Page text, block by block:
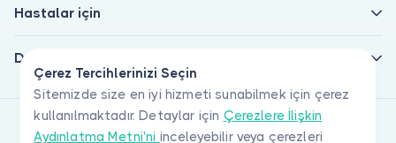
Çerez Tercihlerinizi Seçin
Sitemizde size en iyi hizmeti sunabilmek için çerez
kullanılmaktadır. Detaylar için Çerezlere İlişkin
Aydınlatma Metni'ni inceleyebilir veya çerezleri
Hastalar için
Doktorlar için